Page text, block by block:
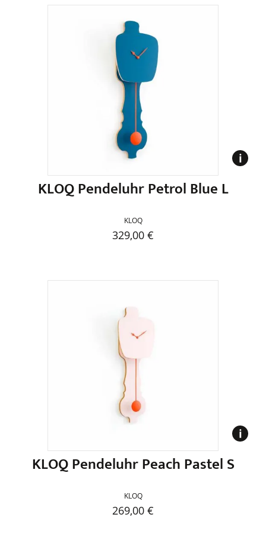
weist
mehrere
Varianten
auf.
Optionen
können
auf
der
Produktseite
gewählt
werden
KLOQ Pendeluhr Petrol Blue L
KLOQ
329,00 €
weist
auf.
Die
Optionen
der
Produktseite
werden
KLOQ Pendeluhr Peach Pastel S
KLOQ
269,00 €